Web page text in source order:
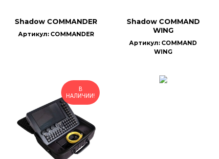
Shadow COMMANDER
Артикул: COMMANDER
Shadow COMMAND
WING
Артикул: COMMAND
WING
В
НАЛИЧИИ!